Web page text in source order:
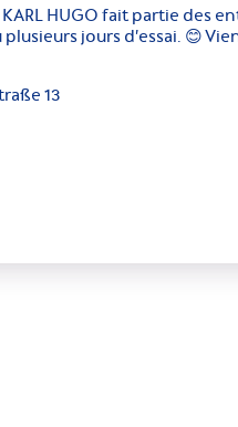
HUGO fait partie des
plusieurs jours d’essai. 😊
13